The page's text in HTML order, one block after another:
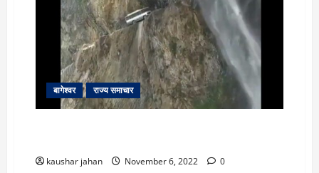
चींटियों
के
काटने
से
3
वर्षीय
मासूम
बच्चे
की
मौत
बागेश्वर राज्य समाचार
kaushar jahan November 6, 2022 0